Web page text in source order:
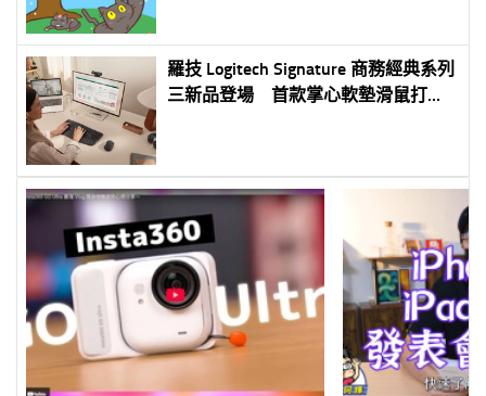
羅技 Logitech Signature 商務經典系列
三新品登場 首款掌心軟墊滑鼠打造